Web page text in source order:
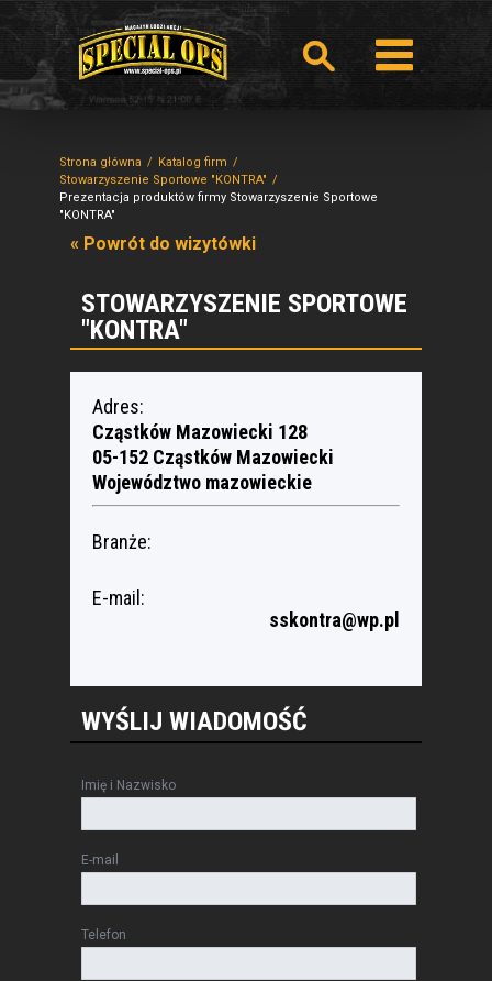
Strona główna
Katalog firm
Stowarzyszenie Sportowe "KONTRA"
Prezentacja produktów firmy Stowarzyszenie Sportowe
"KONTRA"
« Powrót do wizytówki
STOWARZYSZENIE SPORTOWE
"KONTRA"
Adres:
Cząstków Mazowiecki 128
05-152 Cząstków Mazowiecki
Województwo mazowieckie
Branże:
E-mail:
sskontra@wp.pl
WYŚLIJ WIADOMOŚĆ
Imię i Nazwisko
E-mail
Telefon